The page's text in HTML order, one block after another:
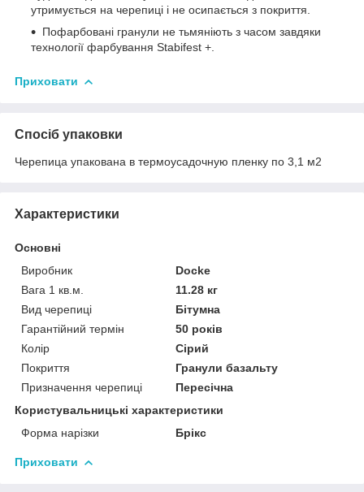
утримується на черепиці і не осипається з покриття.
Пофарбовані гранули не тьмяніють з часом завдяки
технології фарбування Stabifest +.
Приховати
Спосіб упаковки
Черепица упакована в термоусадочную пленку по 3,1 м2
Характеристики
Основні
Виробник
Docke
Вага 1 кв.м.
11.28 кг
Вид черепиці
Бітумна
Гарантійний термін
50 років
Колір
Сірий
Покриття
Гранули базальту
Призначення черепиці
Пересічна
Користувальницькі характеристики
Форма нарізки
Брікс
Приховати